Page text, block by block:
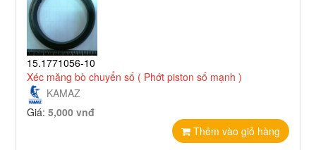
15.1771056-10
Xéc măng bò chuyển số ( Phớt piston số mạnh )
KAMAZ
Giá:5,000 vnđ
Thêm vào giỏ hàng